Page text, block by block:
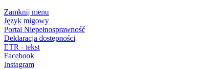
Zamknij menu
Język migowy
Portal Niepełnosprawność
Deklaracja dostępności
ETR - tekst
Facebook
Instagram